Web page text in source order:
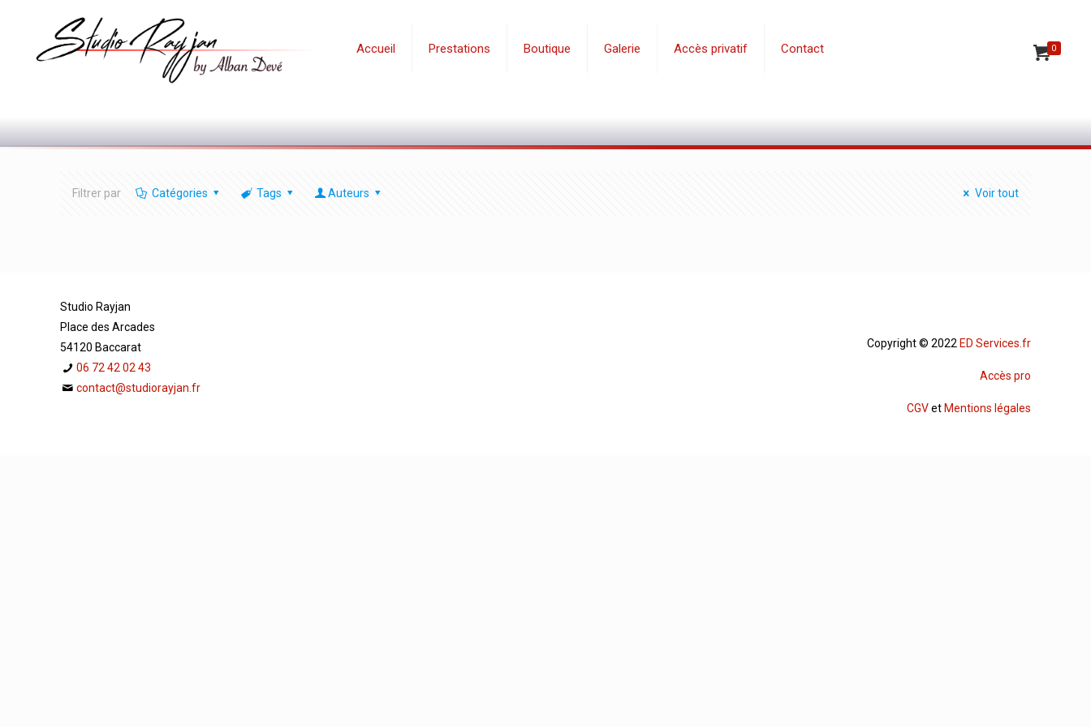
Accueil Prestations Boutique Galerie Accès privatif Contact 0
Filtrer par Catégories Tags Auteurs Voir tout
Studio Rayjan
Place des Arcades
54120 Baccarat
06 72 42 02 43
contact@studiorayjan.fr
Copyright © 2022 ED Services.fr
Accès pro
CGVet Mentions légales